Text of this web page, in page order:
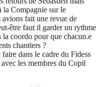
la Compagnie sur le
fait une revue de
être faut il garder un rythme
la coordo pour que chacun.e
chantiers ?
dans le cadre du Fidess
les membres du Copil